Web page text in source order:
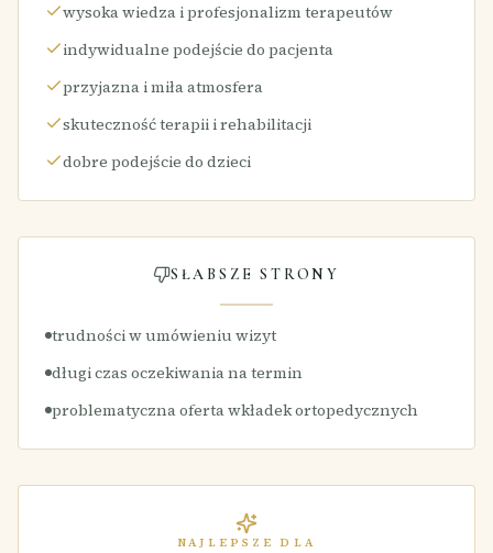
wysoka wiedza i profesjonalizm terapeutów
indywidualne podejście do pacjenta
przyjazna i miła atmosfera
skuteczność terapii i rehabilitacji
dobre podejście do dzieci
SŁABSZE STRONY
trudności w umówieniu wizyt
długi czas oczekiwania na termin
problematyczna oferta wkładek ortopedycznych
NAJLEPSZE DLA